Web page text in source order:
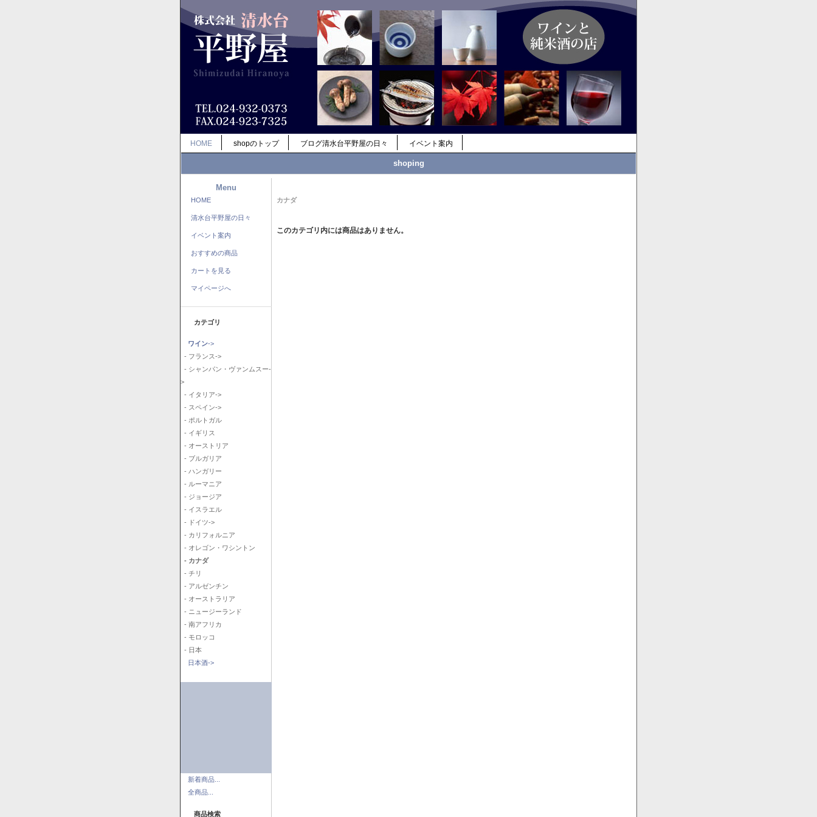
HOME shopのトップ ブログ清水台平野屋の日々 イベント案内
shoping
Menu
HOME
清水台平野屋の日々
イベント案内
おすすめの商品
カートを見る
マイページへ
カテゴリ
ワイン->
- フランス->
- シャンパン・ヴァンムスー-
>
- イタリア->
- スペイン->
- ポルトガル
- イギリス
- オーストリア
- ブルガリア
- ハンガリー
- ルーマニア
- ジョージア
- イスラエル
- ドイツ->
- カリフォルニア
- オレゴン・ワシントン
- カナダ
- チリ
- アルゼンチン
- オーストラリア
- ニュージーランド
- 南アフリカ
- モロッコ
- 日本
日本酒->
新着商品...
全商品...
商品検索
カナダ
このカテゴリ内には商品はありません。